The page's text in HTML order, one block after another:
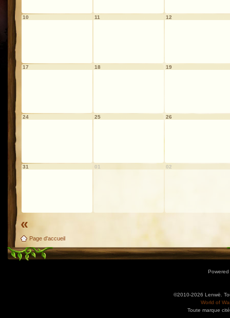
10 11 12
17 18 19
24 25 26
31 01 02
«
Page d'accueil
©2010-2026 Lenwë.
World of
Toute marque